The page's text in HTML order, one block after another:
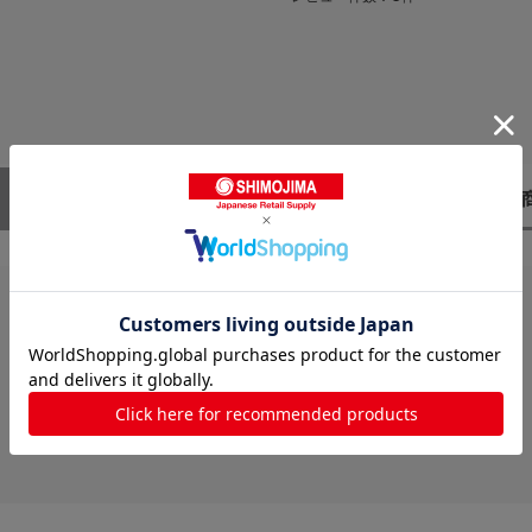
レビューはありません。